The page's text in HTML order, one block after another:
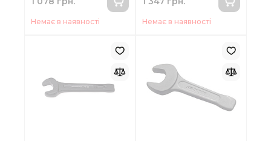
Немає в наявності Немає в наявності